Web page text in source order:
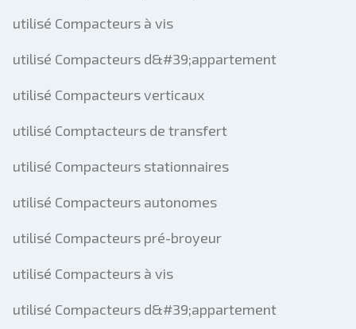
utilisé Compacteurs à vis
utilisé Compacteurs d&#39;appartement
utilisé Compacteurs verticaux
utilisé Comptacteurs de transfert
utilisé Compacteurs stationnaires
utilisé Compacteurs autonomes
utilisé Compacteurs pré-broyeur
utilisé Compacteurs à vis
utilisé Compacteurs d&#39;appartement